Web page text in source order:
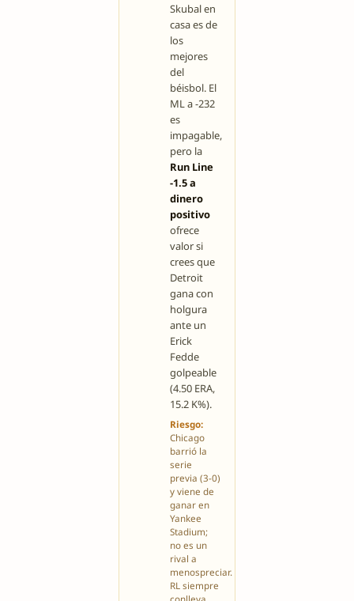
Skubal en
casa es de
los
mejores
del
béisbol. El
ML a -232
es
impagable,
pero la
Run Line
-1.5 a
dinero
positivo
ofrece
valor si
crees que
Detroit
gana con
holgura
ante un
Erick
Fedde
golpeable
(4.50 ERA,
15.2 K%).
Riesgo:
Chicago
barrió la
serie
previa (3-0)
y viene de
ganar en
Yankee
Stadium;
no es un
rival a
menospreciar.
RL siempre
conlleva